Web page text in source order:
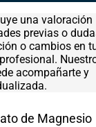
una valoración
previas o
o cambios en
acompañarte y
de Magnesio